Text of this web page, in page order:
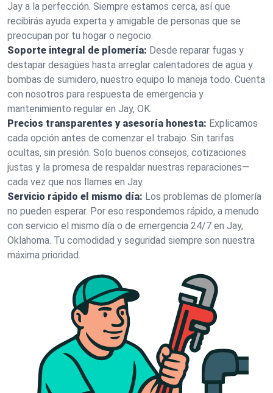
Jay a la perfección. Siempre estamos cerca, así que
recibirás ayuda experta y amigable de personas que se
preocupan por tu hogar o negocio.
Soporte integral de plomería: Desde reparar fugas y
destapar desagües hasta arreglar calentadores de agua y
bombas de sumidero, nuestro equipo lo maneja todo. Cuenta
con nosotros para respuesta de emergencia y
mantenimiento regular en Jay, OK.
Precios transparentes y asesoría honesta: Explicamos
cada opción antes de comenzar el trabajo. Sin tarifas
ocultas, sin presión. Solo buenos consejos, cotizaciones
justas y la promesa de respaldar nuestras reparaciones—
cada vez que nos llames en Jay.
Servicio rápido el mismo día: Los problemas de plomería
no pueden esperar. Por eso respondemos rápido, a menudo
con servicio el mismo día o de emergencia 24/7 en Jay,
Oklahoma. Tu comodidad y seguridad siempre son nuestra
máxima prioridad.